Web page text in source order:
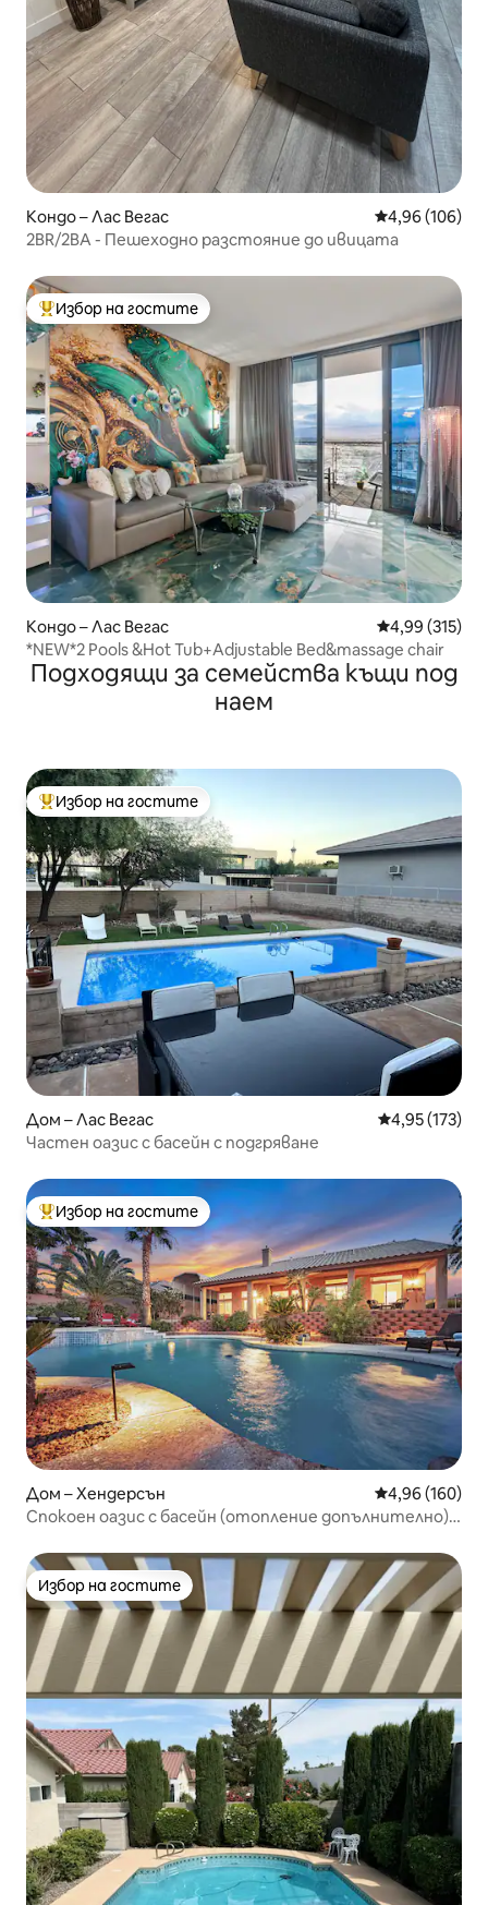
Кондо – Лас Вегас Средна
4,96 (106)
2BR/2BA - Пешеходно разстояние до ивицата
Най-популярен избор на гостите
Избор на гостите
Кондо – Лас Вегас Средна
4,99 (315)
*NEW*2 Pools &Hot Tub+Adjustable Bed&massage chair
Подходящи за семейства къщи под
наем
Най-популярен избор на гостите
Избор на гостите
Дом – Лас Вегас Средна
4,95 (173)
Частен оазис с басейн с подгряване
Най-популярен избор на гостите
Избор на гостите
Дом – Хендерсън Средна
4,96 (160)
Спокоен оазис с басейн (отопление допълнително)
Избор на гостите
Избор на гостите